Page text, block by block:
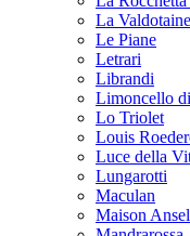
La Valdotaine
Le Piane
Letrari
Librandi
Limoncello
Lo Triolet
Louis
Luce della
Lungarotti
Maculan
Maison